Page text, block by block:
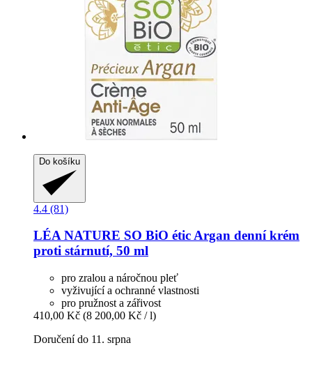
Do košíku
4.4 (81)
LÉA NATURE SO BiO éticArgan denní krém
proti stárnutí, 50 ml
pro zralou a náročnou pleť
vyživující a ochranné vlastnosti
pro pružnost a zářivost
410,00 Kč (8 200,00 Kč / l)
Doručení do 11. srpna